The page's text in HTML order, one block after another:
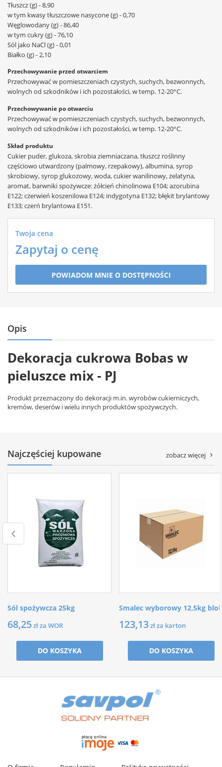
Tłuszcz (g) - 8,90
w tym kwasy tłuszczowe nasycone (g) - 0,70
Węglowodany (g) - 86,40
w tym cukry (g) - 76,10
Sól jako NaCl (g) - 0,01
Białko (g) - 2,10
Przechowywanie przed otwarciem
Przechowywać w pomieszczeniach czystych, suchych, bezwonnych,
wolnych od szkodników i ich pozostałości, w temp. 12-20°C.
Przechowywanie po otwarciu
Przechowywać w pomieszczeniach czystych, suchych, bezwonnych,
wolnych od szkodników i ich pozostałości, w temp. 12-20°C.
Skład produktu
Cukier puder, glukoza, skrobia ziemniaczana, tłuszcz roślinny
częściowo utwardzony (palmowy, rzepakowy), albumina, syrop
skrobiowy, syrop glukozowy, woda, cukier wanilinowy, żelatyna,
aromat, barwniki spożywcze: żółcień chinolinowa E104; azorubina
E122; czerwień koszenilowa E124; indygotyna E132; błękit brylantowy
E133; czerń brylantowa E151.
Twoja cena
Zapytaj o cenę
POWIADOM MNIE O DOSTĘPNOŚCI
Opis
Dekoracja cukrowa Bobas w
pieluszce mix - PJ
Produkt przeznaczony do dekoracji m.in. wyrobów cukierniczych,
kremów, deserów i wielu innych produktów spożywczych.
Najczęściej kupowane zobacz więcej
Sól spożywcza 25kg
68,25zł za WOR
DO KOSZYKA
Smalec wyborowy 12,5kg
123,13zł za karton
DO KOSZYKA